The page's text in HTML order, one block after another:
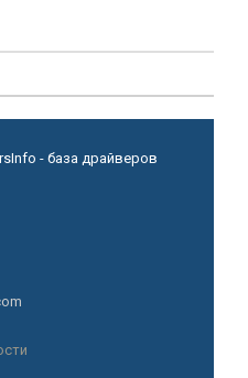
- база драйверов